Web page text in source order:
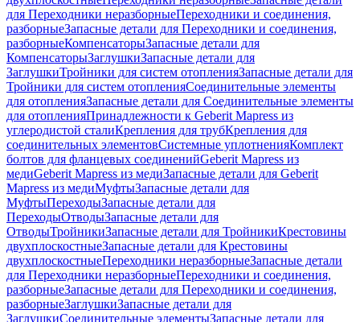
для Переходники неразборныеПереходники и соединения,
разборныеЗапасные детали для Переходники и соединения,
разборныеКомпенсаторыЗапасные детали для
КомпенсаторыЗаглушкиЗапасные детали для
ЗаглушкиТройники для систем отопленияЗапасные детали для
Тройники для систем отопленияСоединительные элементы
для отопленияЗапасные детали для Соединительные элементы
для отопленияПринадлежности к Geberit Mapress из
углеродистой сталиКрепления для трубКрепления для
соединительных элементовСистемные уплотненияКомплект
болтов для фланцевых соединенийGeberit Mapress из
медиGeberit Mapress из медиЗапасные детали для Geberit
Mapress из медиМуфтыЗапасные детали для
МуфтыПереходыЗапасные детали для
ПереходыОтводыЗапасные детали для
ОтводыТройникиЗапасные детали для ТройникиКрестовины
двухплоскостныеЗапасные детали для Крестовины
двухплоскостныеПереходники неразборныеЗапасные детали
для Переходники неразборныеПереходники и соединения,
разборныеЗапасные детали для Переходники и соединения,
разборныеЗаглушкиЗапасные детали для
ЗаглушкиСоединительные элементыЗапасные детали для